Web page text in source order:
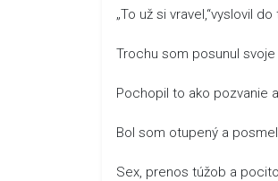
„To už si vravel,“vyslovil
Trochu som posunul
Pochopil to ako pozvanie
Bol som otupený a
Sex, prenos túžob a